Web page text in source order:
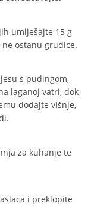
umiješajte 15 g
ostanu grudice.
s pudingom,
laganoj vatri, dok
dodajte višnje,
za kuhanje te
i preklopite